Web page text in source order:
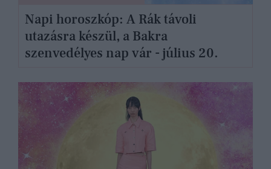
Napi horoszkóp: A Rák távoli
utazásra készül, a Bakra
szenvedélyes nap vár - július 20.